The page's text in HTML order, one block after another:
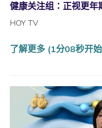
健康关注组∶正视更年
HOY TV
了解更多 (1分08秒开